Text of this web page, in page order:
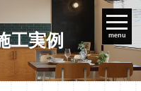
menu
工実例